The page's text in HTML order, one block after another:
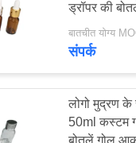
ड्रॉपर की
बातचीत योग्य
संपर्क
लोगो मुद्रण
50ml कस्टम